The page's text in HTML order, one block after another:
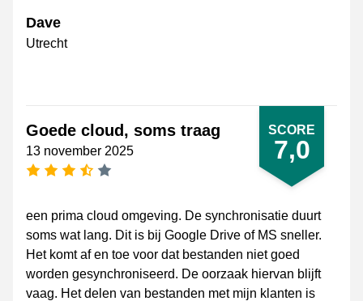
Dave
Utrecht
SCORE
7,0
Goede cloud, soms traag
13 november 2025
een prima cloud omgeving. De synchronisatie duurt
soms wat lang. Dit is bij Google Drive of MS sneller.
Het komt af en toe voor dat bestanden niet goed
worden gesynchroniseerd. De oorzaak hiervan blijft
vaag. Het delen van bestanden met mijn klanten is